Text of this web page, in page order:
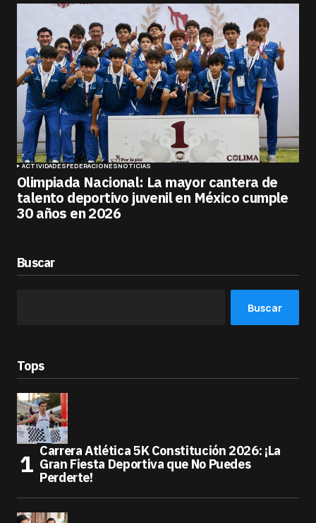
ACTIVIDADESFEDERACIONESNOTICIAS
Olimpiada Nacional: La mayor cantera de
talento deportivo juvenil en México cumple
30 años en 2026
Buscar
Buscar
Tops
Carrera Atlética 5K Constitución 2026: ¡La
Gran Fiesta Deportiva que No Puedes
Perderte!